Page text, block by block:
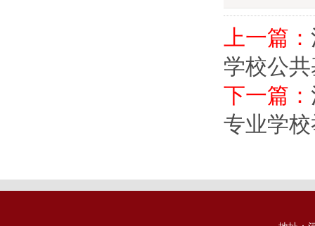
上一篇：
学校公
下一篇：
专业学